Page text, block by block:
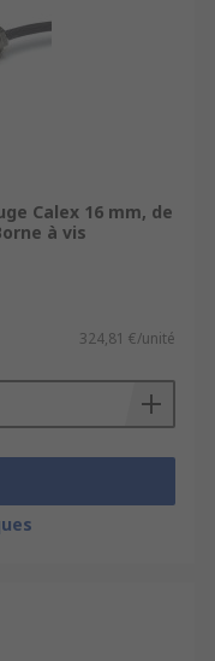
Calex 16 mm, de
à vis
324,81 €/unité